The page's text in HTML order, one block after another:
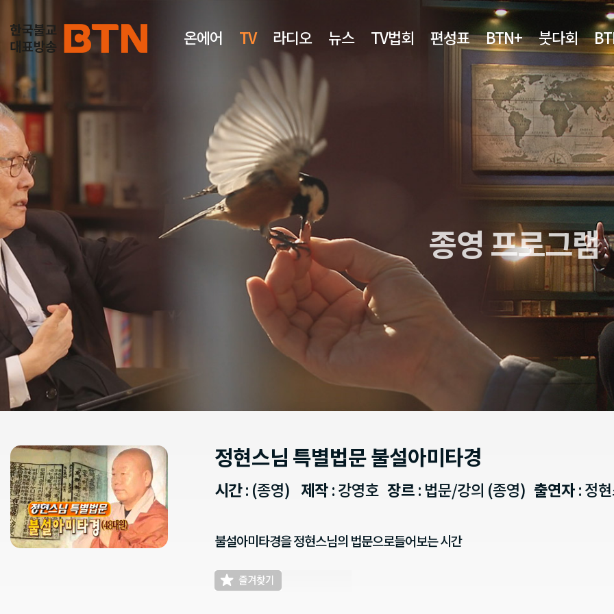
온에어 TV 라디오 뉴스 TV법회 편성표 BTN+ 붓다회
종영 프로그램
정현스님 특별법문 불설아미타경
시간: (종영) 제작: 강영호 장르: 법문/강의 (종영) 출연자: 정
불설아미타경을 정현스님의 법문으로들어보는 시간